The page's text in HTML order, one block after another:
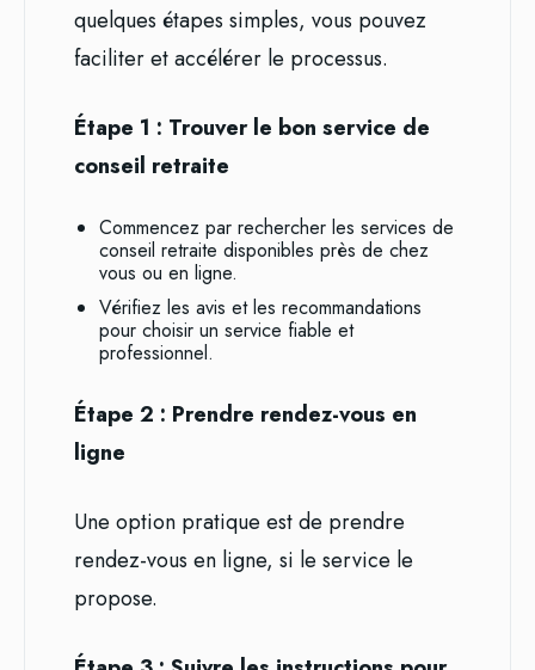
quelques étapes simples, vous pouvez
faciliter et accélérer le processus.
Étape 1 : Trouver le bon service de
conseil retraite
Commencez par rechercher les services de
conseil retraite disponibles près de chez
vous ou en ligne.
Vérifiez les avis et les recommandations
pour choisir un service fiable et
professionnel.
Étape 2 : Prendre rendez-vous en
ligne
Une option pratique est de prendre
rendez-vous en ligne, si le service le
propose.